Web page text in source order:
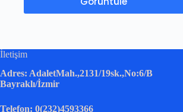
İletişim
Adres: AdaletMah.,2131/19sk.,No:6/B
Bayraklı/İzmir
Telefon: 0(232)4593366